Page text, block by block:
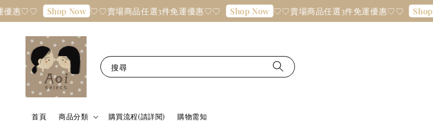
♡♡ Shop Now ♡♡賣場商品任選3件免運優惠♡♡ Shop Now ♡♡賣場商品任選3件免運優惠♡♡ Shop Now
搜尋
首頁 商品分類 購買流程(請詳閱) 購物需知